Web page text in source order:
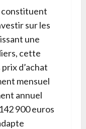
constituent
sur les
une
cette
d’achat
mensuel
annuel
900 euros